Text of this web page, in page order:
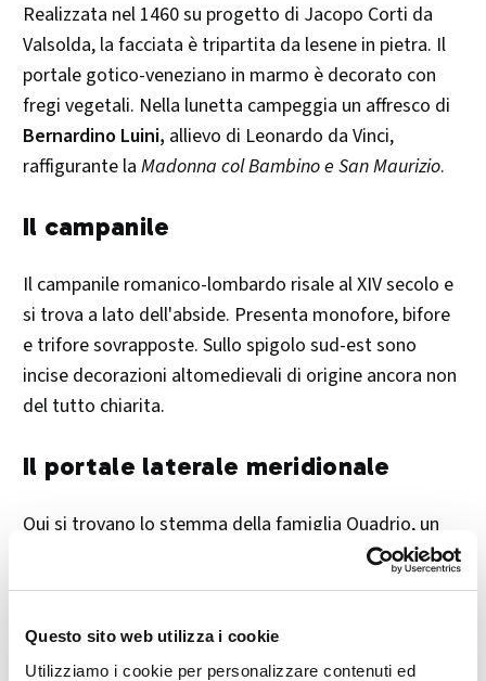
Questo sito web utilizza i cookie
Utilizziamo i cookie per personalizzare contenuti ed
Realizzata nel 1460 su progetto di Jacopo Corti da
Valsolda, la facciata è tripartita da lesene in pietra. Il
portale gotico-veneziano in marmo è decorato con
fregi vegetali. Nella lunetta campeggia un affresco di
Bernardino Luini, allievo di Leonardo da Vinci,
raffigurante la Madonna col Bambino e San Maurizio.
Il campanile
Il campanile romanico-lombardo risale al XIV secolo e
si trova a lato dell'abside. Presenta monofore, bifore
e trifore sovrapposte. Sullo spigolo sud-est sono
incise decorazioni altomedievali di origine ancora non
del tutto chiarita.
Il portale laterale meridionale
Qui si trovano lo stemma della famiglia Quadrio, un
affresco quattrocentesco raffigurante San Cristoforo
e una meridiana che nel tempo è diventata uno dei